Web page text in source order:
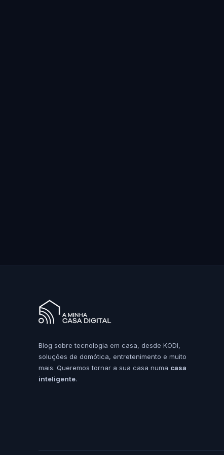
Blog sobre tecnologia em casa, desde KODI,
soluções de domótica, entretenimento e muito
mais. Queremos tornar a sua casa numa casa
inteligente.